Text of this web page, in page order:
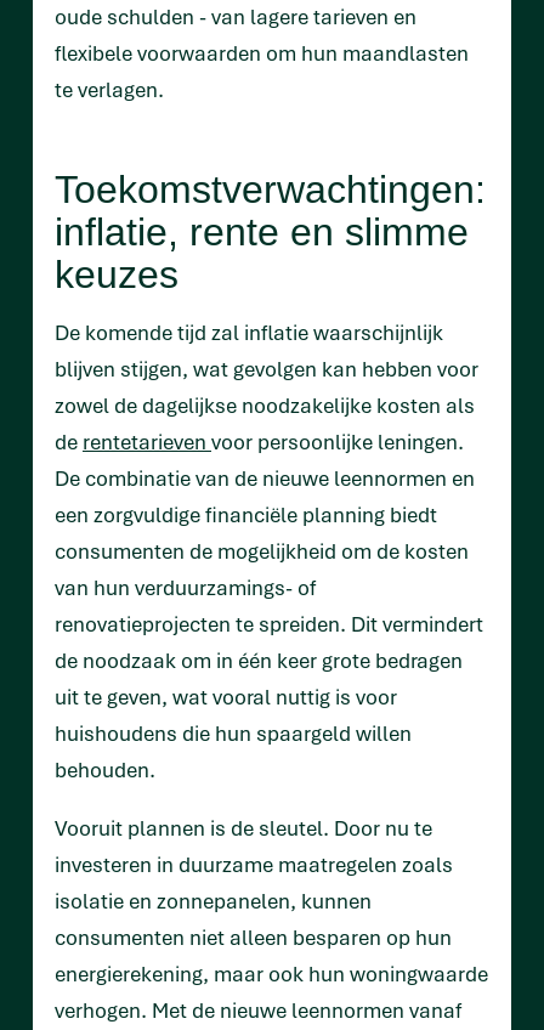
oude schulden - van lagere tarieven en
flexibele voorwaarden om hun maandlasten
te verlagen.
Toekomstverwachtingen:
inflatie, rente en slimme
keuzes
De komende tijd zal inflatie waarschijnlijk
blijven stijgen, wat gevolgen kan hebben voor
zowel de dagelijkse noodzakelijke kosten als
de rentetarieven voor persoonlijke leningen.
De combinatie van de nieuwe leennormen en
een zorgvuldige financiële planning biedt
consumenten de mogelijkheid om de kosten
van hun verduurzamings- of
renovatieprojecten te spreiden. Dit vermindert
de noodzaak om in één keer grote bedragen
uit te geven, wat vooral nuttig is voor
huishoudens die hun spaargeld willen
behouden.
Vooruit plannen is de sleutel. Door nu te
investeren in duurzame maatregelen zoals
isolatie en zonnepanelen, kunnen
consumenten niet alleen besparen op hun
energierekening, maar ook hun woningwaarde
verhogen. Met de nieuwe leennormen vanaf